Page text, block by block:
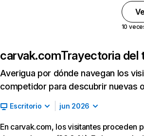
10
carvak.comTrayectoria del
Averigua por dónde navegan los
competidor para descubrir nuevas
Escritorio jun 2026
En carvak.com, los visitantes